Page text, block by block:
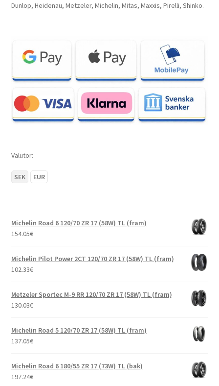
Dunlop, Heidenau, Metzeler, Michelin, Mitas, Maxxis, Pirelli, Shinko.
Valutor:
SEK EUR
Michelin Road 6 120/70 ZR 17 (58W) TL (fram)
154.05€
Michelin Pilot Power 2CT 120/70 ZR 17 (58W) TL (fram)
102.33€
Metzeler Sportec M-9 RR 120/70 ZR 17 (58W) TL (fram)
130.03€
Michelin Road 5 120/70 ZR 17 (58W) TL (fram)
137.05€
Michelin Road 6 180/55 ZR 17 (73W) TL (bak)
197.24€